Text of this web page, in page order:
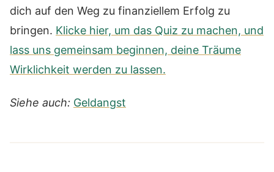
dich auf den Weg zu finanziellem Erfolg zu
bringen. Klicke hier, um das Quiz zu machen, und
lass uns gemeinsam beginnen, deine Träume
Wirklichkeit werden zu lassen.
Siehe auch: Geldangst